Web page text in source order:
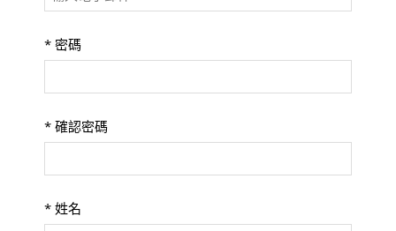
* 密碼
* 確認密碼
* 姓名